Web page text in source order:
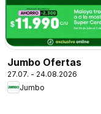
Jumbo Ofertas
27.07. - 24.08.2026
Jumbo